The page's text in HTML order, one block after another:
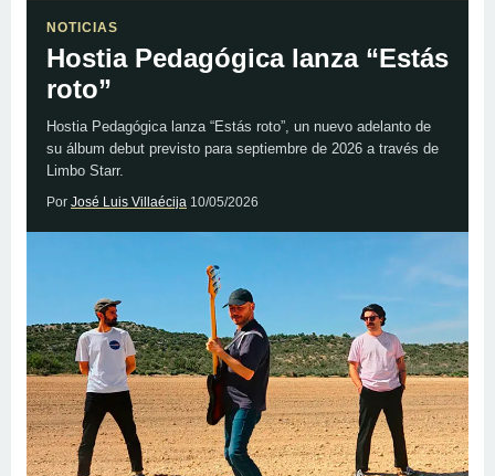
NOTICIAS
Hostia Pedagógica lanza “Estás
roto”
Hostia Pedagógica lanza “Estás roto”, un nuevo adelanto de
su álbum debut previsto para septiembre de 2026 a través de
Limbo Starr.
Por José Luis Villaécija 10/05/2026